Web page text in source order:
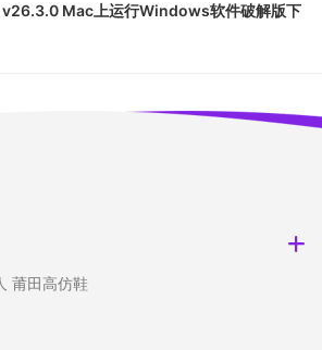
Mac上运行Windows软件破解版下
莆田高仿鞋